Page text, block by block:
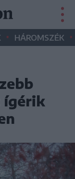
• HÁROMSZÉK •
ígérik